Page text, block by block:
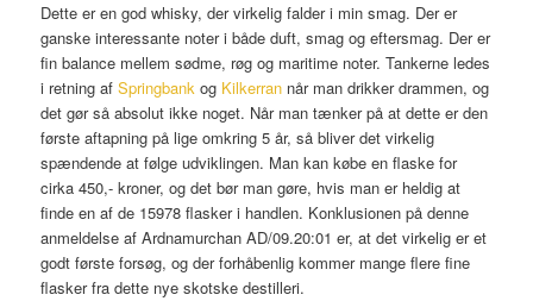
Dette er en god whisky, der virkelig falder i min smag. Der er
ganske interessante noter i både duft, smag og eftersmag. Der er
fin balance mellem sødme, røg og maritime noter. Tankerne ledes
i retning afSpringbank og Kilkerran når man drikker drammen, og
det gør så absolut ikke noget. Når man tænker på at dette er den
første aftapning på lige omkring 5 år, så bliver det virkelig
spændende at følge udviklingen. Man kan købe en flaske for
cirka 450,- kroner, og det bør man gøre, hvis man er heldig at
finde en af de 15978 flasker i handlen. Konklusionen på denne
anmeldelse af Ardnamurchan AD/09.20:01 er, at det virkelig er et
godt første forsøg, og der forhåbenlig kommer mange flere fine
flasker fra dette nye skotske destilleri.